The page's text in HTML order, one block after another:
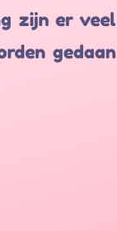
zijn er veel
gedaan